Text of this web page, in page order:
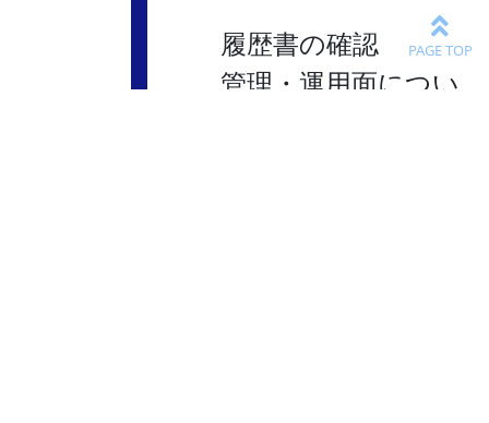
履歴書の確認
管理・運用面につい